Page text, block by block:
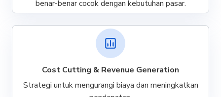
benar-benar cocok dengan kebutuhan pasar.
Cost Cutting & Revenue Generation
Strategi untuk mengurangi biaya dan meningkatkan